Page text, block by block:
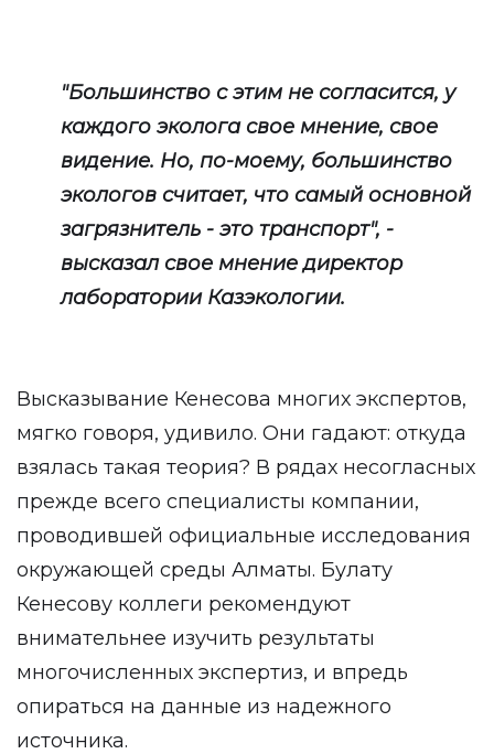
"Большинство с этим не согласится, у
каждого эколога свое мнение, свое
видение. Но, по-моему, большинство
экологов считает, что самый основной
загрязнитель - это транспорт", -
высказал свое мнение директор
лаборатории Казэкологии.
Высказывание Кенесова многих экспертов,
мягко говоря, удивило. Они гадают: откуда
взялась такая теория? В рядах несогласных
прежде всего специалисты компании,
проводившей официальные исследования
окружающей среды Алматы. Булату
Кенесову коллеги рекомендуют
внимательнее изучить результаты
многочисленных экспертиз, и впредь
опираться на данные из надежного
источника.